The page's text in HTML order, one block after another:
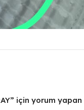
için yorum